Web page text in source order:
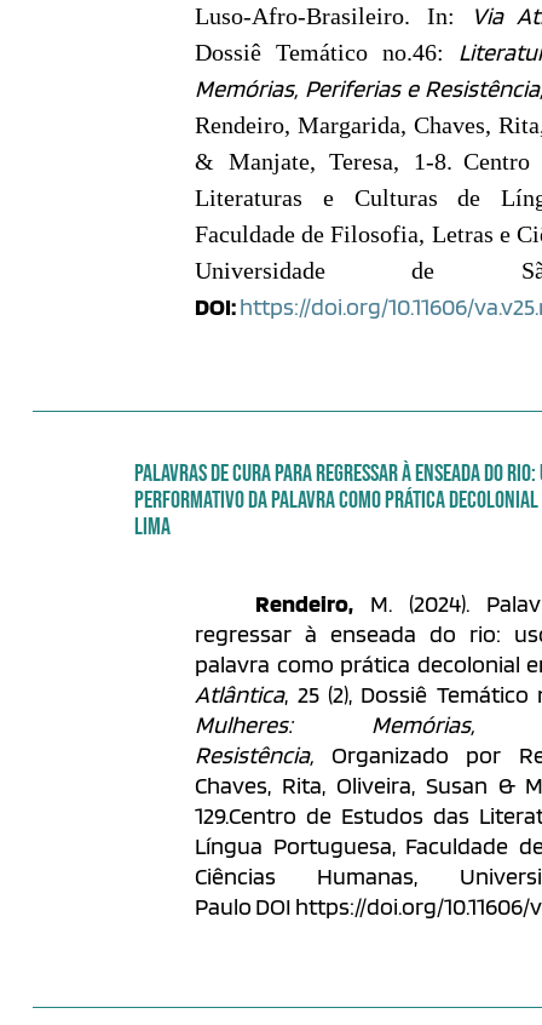
Luso-Afro-Brasileiro. In:
Via
Dossiê Temático no.46:
Memórias, Periferias e
Rendeiro, Margarida, Chaves,
& Manjate, Teresa, 1-8. Centro
Literaturas e Culturas de
Faculdade de Filosofia, Letras e
Universidade de
DOI:https://doi.org/10.11606/
PALAVRAS DE CURA PARA REGRESSAR À ENSEADA DO RIO:
PERFORMATIVO DA PALAVRA COMO PRÁTICA
LIMA
Rendeiro, M. (2024).
regressar à enseada do rio:
palavra como prática decolonial
Atlântica, 25 (2), Dossiê
Mulheres:
Resistência, Organizado por
Chaves, Rita, Oliveira, Susan &
129.Centro de Estudos das
Língua Portuguesa, Faculdade
Ciências Humanas,
Paulo DOI https://doi.org/10.11606/